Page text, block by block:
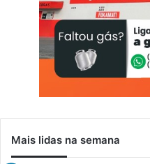
Mais lidas na semana